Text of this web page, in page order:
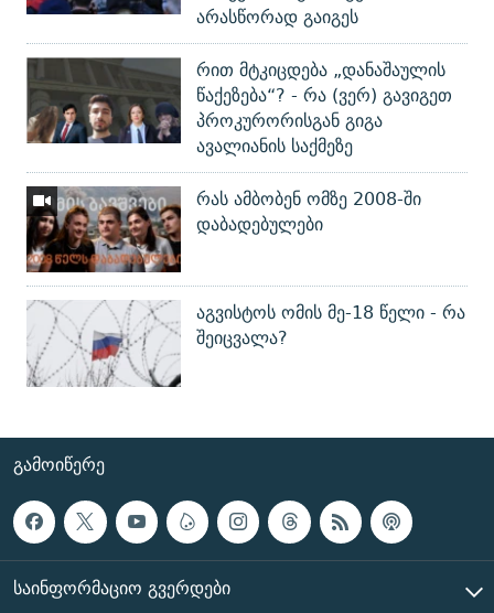
არასწორად გაიგეს
რით მტკიცდება „დანაშაულის
წაქეზება“? - რა (ვერ) გავიგეთ
პროკურორისგან გიგა
ავალიანის საქმეზე
რას ამბობენ ომზე 2008-ში
დაბადებულები
აგვისტოს ომის მე-18 წელი - რა
შეიცვალა?
ᲒᲐᲛᲝᲘᲬᲔᲠᲔ
ᲡᲐᲘᲜᲤᲝᲠᲛᲐᲪᲘᲝ ᲒᲕᲔᲠᲓᲔᲑᲘ